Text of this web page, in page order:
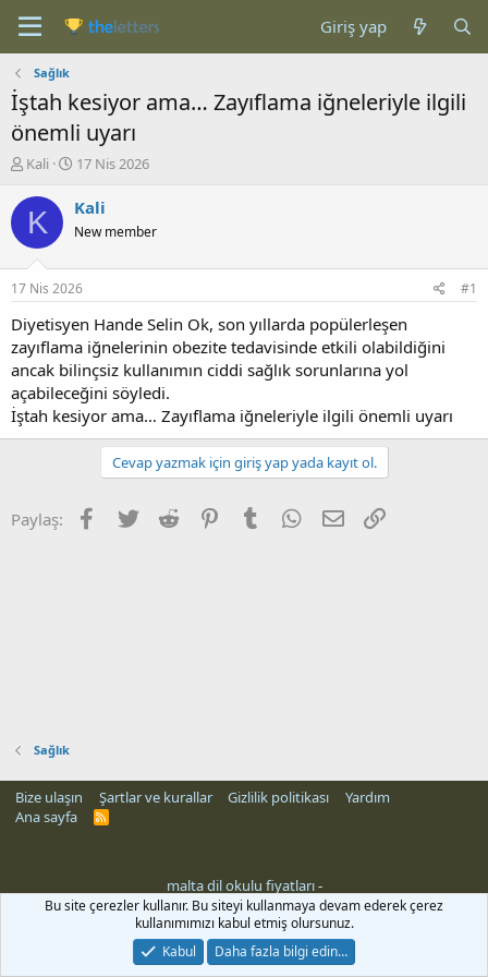
Giriş yap
Sağlık
İştah kesiyor ama… Zayıflama iğneleriyle ilgili
önemli uyarı
K
n
b
u
u
b
a
ş
l
a
t
a
n
Kali
B
ş
a
g
ı
ç
a
r
i
h
i
17 Nis 2026
K Kali
New member
17 Nis 2026 #1
Diyetisyen Hande Selin Ok, son yıllarda popülerleşen
zayıflama iğnelerinin obezite tedavisinde etkili olabildiğini
ancak bilinçsiz kullanımın ciddi sağlık sorunlarına yol
açabileceğini söyledi.
İştah kesiyor ama… Zayıflama iğneleriyle ilgili önemli uyarı
Cevap yazmak için giriş yap yada kayıt ol.
Paylaş: Facebook
Twitter Reddit PinterestTumblr WhatsApp
E-posta
Sağlık
Bize ulaşın Şartlar ve kurallar Gizlilik politikası
Yardım
Ana sayfa
R
malta dil okulu fiyatları-
Bu site çerezler kullanır. Bu siteyi kullanmaya devam ederek çerez
kullanımımızı kabul etmiş olursunuz.
Kabul
Daha fazla bilgi edin…